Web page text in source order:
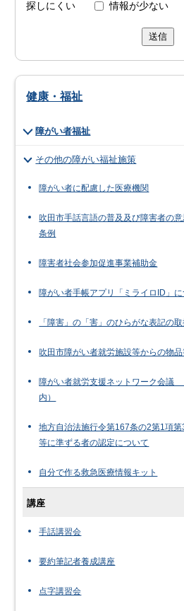
探しにくい
情報が少ない
送信
健康・福祉
障がい者福祉
その他の障がい福祉施策
障がい者に配慮した医療機関
吹田市手話言語の普及及び障害者の
条例
障害者社会参加促進事業補助金
障がい者手帳アプリ「ミライロID」に
「障害」の「害」のひらがな表記の
吹田市障がい者就労施設等からの物
障がい者就労支援ネットワーク会議
内）
地方自治法施行令第167条の2第1項
等に準ずる者の認定について
自分で作る救急医療情報キット
講座
手話講習会
要約筆記者養成講座
点字講習会